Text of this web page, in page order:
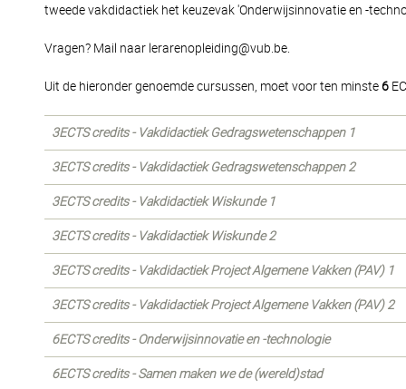
tweede vakdidactiek het keuzevak 'Onderwijsinnovatie en -
Vragen? Mail naar lerarenopleiding@vub.be.
Uit de hieronder genoemde cursussen, moet voor ten minste6
3ECTS credits - Vakdidactiek Gedragswetenschappen 1
3ECTS credits - Vakdidactiek Gedragswetenschappen 2
3ECTS credits - Vakdidactiek Wiskunde 1
3ECTS credits - Vakdidactiek Wiskunde 2
3ECTS credits - Vakdidactiek Project Algemene Vakken (PAV) 1
3ECTS credits - Vakdidactiek Project Algemene Vakken (PAV) 2
6ECTS credits - Onderwijsinnovatie en -technologie
6ECTS credits - Samen maken we de (wereld)stad